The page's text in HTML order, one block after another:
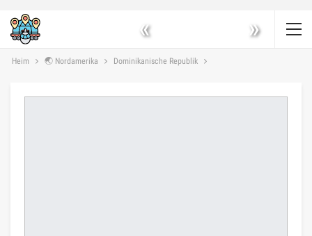
« »
Heim 🌏 Nordamerika Dominikanische Republik